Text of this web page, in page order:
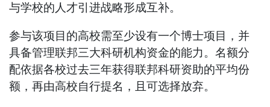
与学校的人才引进战略形成互补。
参与该项目的高校需至少设有一个博士项目，并
具备管理联邦三大科研机构资金的能力。名额分
配依据各校过去三年获得联邦科研资助的平均份
额，再由高校自行提名，且可选择放弃。